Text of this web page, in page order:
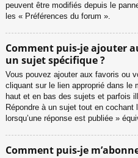
peuvent être modifiés depuis le
les « Préférences du forum ».
Comment puis-je ajouter
un sujet spécifique ?
Vous pouvez ajouter aux favoris ou
cliquant sur le lien approprié dans le
haut et en bas des sujets et parfois
Répondre à un sujet tout en
lorsqu’une réponse est publiée »
Comment puis-je